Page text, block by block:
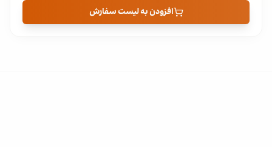
افزودن به لیست سفارش